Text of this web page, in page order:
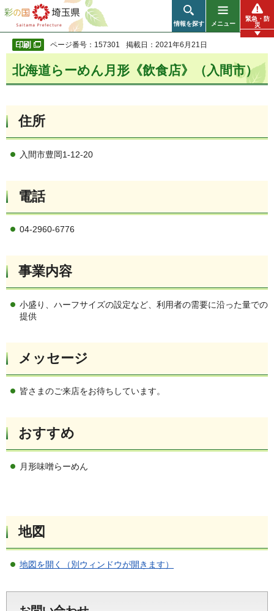
彩の国 埼玉県
情報を探す メニュー
緊急・防
災
ページ番号：157301 掲載日：2021年6月21日
北海道らーめん月形《飲食店》（入間市）
住所
入間市豊岡1-12-20
電話
04-2960-6776
事業内容
小盛り、ハーフサイズの設定など、利用者の需要に沿った量での
提供
メッセージ
皆さまのご来店をお待ちしています。
おすすめ
月形味噌らーめん
地図
地図を開く（別ウィンドウが開きます）